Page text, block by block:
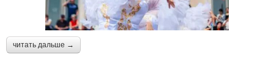
читать дальше →